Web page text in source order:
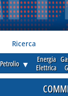
Ricerca
Petrolio ▼
Energia
Elettrica